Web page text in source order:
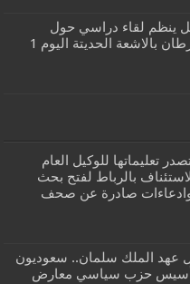
ينظم لقاء دراسي حول
مستجدات علاج السرطان بالاشعة الحديتة اليوم 1
تعليماتها للوكيل العام
بالرباط لفتح بحث
صادرة عن صحف
عهد الملك سلمان.. سعوديون
تأسيس حزب سياسي معارض